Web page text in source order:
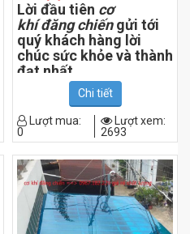
Lời đầu tiên cơ
khí đăng chiếngửi tới
quý khách hàng lời
chúc sức khỏe và thành
đạt nhất.
Với nhiều năm kinh
nghiệm trong việc thiết
kế- thi công mái poly
mái kính cường lực mái
tôn.
với đội ngũ thợ lành
nghề sử dụng trang
thiết bị hiện đại chúng
tôi luôn thi công đảm
Chi tiết
Lượt mua:
0
Lượt xem:
2693